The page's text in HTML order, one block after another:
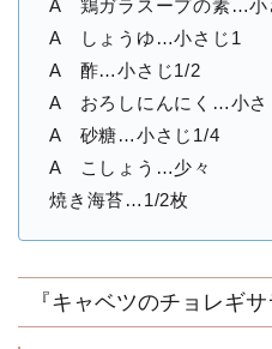
A 鶏ガラスープの素…小
A しょうゆ…小さじ1
A 酢…小さじ1/2
A おろしにんにく…小さ
A 砂糖…小さじ1/4
A こしょう…少々
焼き海苔…1/2枚
『キャベツのチョレギ